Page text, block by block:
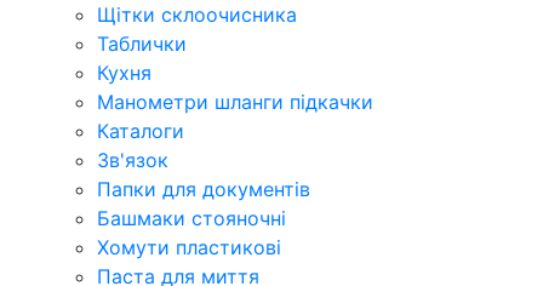
Щітки склоочисника
Таблички
Кухня
Манометри шланги підкачки
Каталоги
Зв'язок
Папки для документів
Башмаки стояночні
Хомути пластикові
Паста для миття